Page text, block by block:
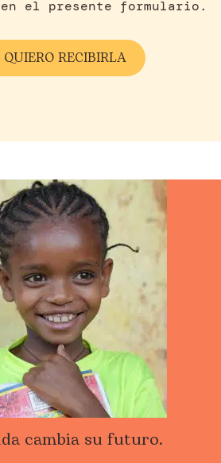
el presente formulario.
cambia su futuro.